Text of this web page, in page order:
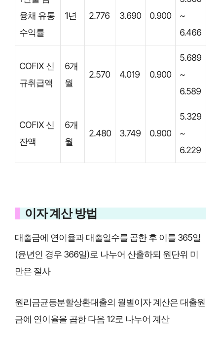
융채 유통
수익률
1년 2.776 3.690 0.900
~
6.466
COFIX 신
규취급액
6개
월
2.570 4.019 0.900
5.689
~
6.589
COFIX 신
잔액
6개
월
2.480 3.749 0.900
5.329
~
6.229
이자 계산 방법
대출금에 연이율과 대출일수를 곱한 후 이를 365일
(윤년인 경우 366일)로 나누어 산출하되 원단위 미
만은 절사
원리금균등분할상환대출의 월별이자 계산은 대출원
금에 연이율을 곱한 다음 12로 나누어 계산